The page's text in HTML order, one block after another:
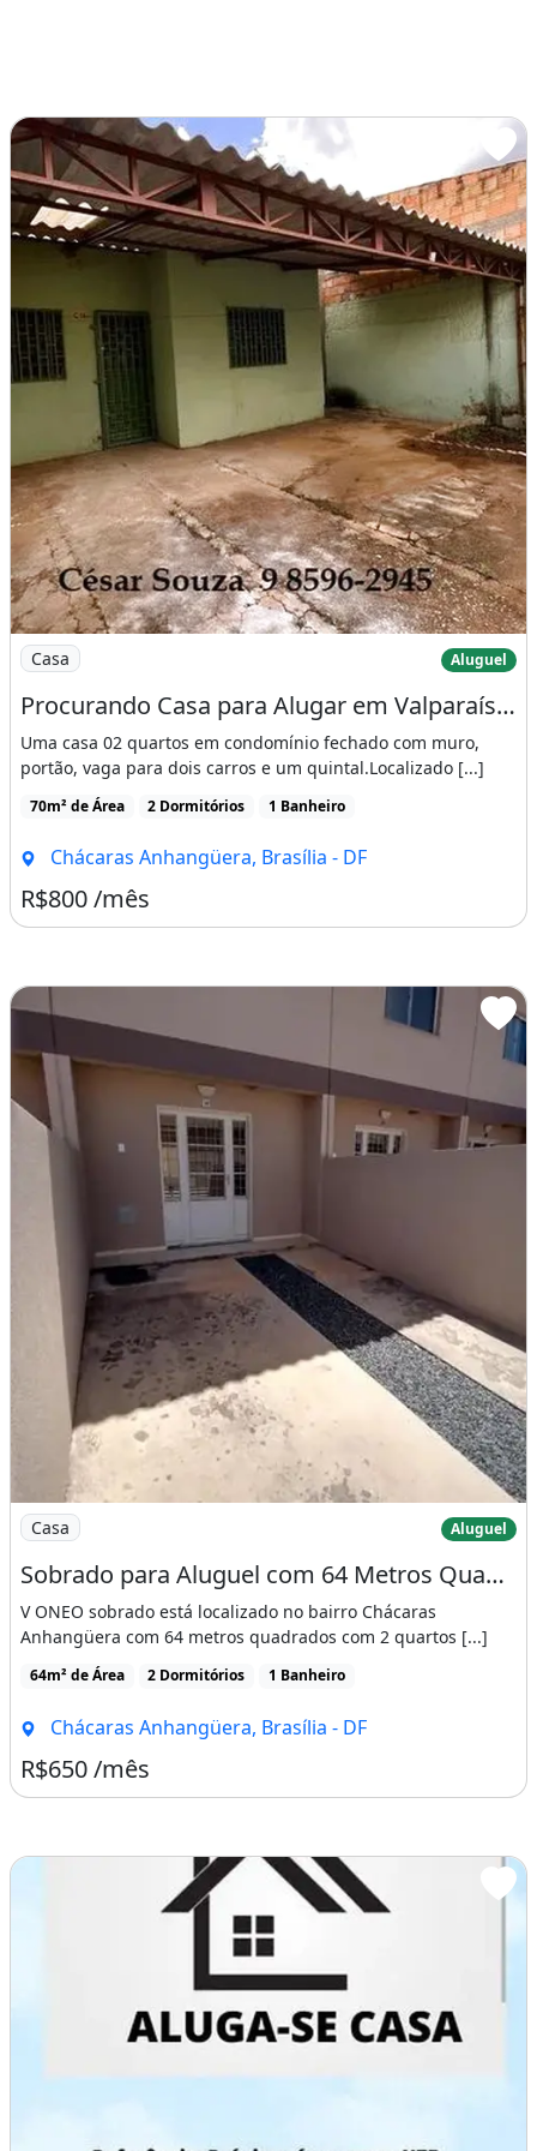
Imagem: Procurando Casa para Alugar em Valparaíso
Casa Aluguel
Procurando Casa para Alugar em Valparaíso Fale Comigo, Tenho na Anhanguera B com Garagem
Uma casa 02 quartos em condomínio fechado com muro,
portão, vaga para dois carros e um quintal.Localizado [...]
70m² de Área 2 Dormitórios 1 Banheiro
Chácaras Anhangüera, Brasília - DF
R$800 /mês
Imagem: Sobrado para Aluguel com 64 Metros
Casa Aluguel
Sobrado para Aluguel com 64 Metros Quadrados com 2 Quartos
V ONEO sobrado está localizado no bairro Chácaras
Anhangüera com 64 metros quadrados com 2 quartos [...]
64m² de Área 2 Dormitórios 1 Banheiro
Chácaras Anhangüera, Brasília - DF
R$650 /mês